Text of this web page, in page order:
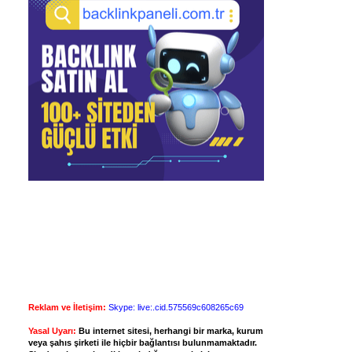
Reklam ve İletişim: Skype: live:.cid.575569c608265c69
Yasal Uyarı: Bu internet sitesi, herhangi bir marka, kurum
veya şahıs şirketi ile hiçbir bağlantısı bulunmamaktadır.